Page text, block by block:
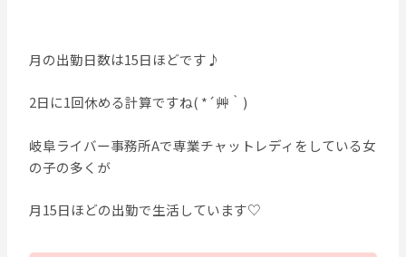
月の出勤日数は15日ほどです♪
2日に1回休める計算ですね( *´艸｀)
岐阜ライバー事務所Aで専業チャットレディをしている女
の子の多くが
月15日ほどの出勤で生活しています♡